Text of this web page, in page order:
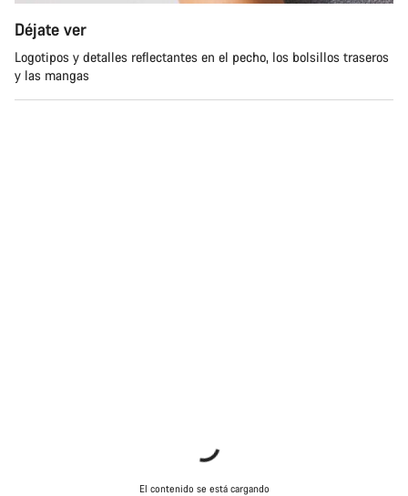
Déjate ver
Logotipos y detalles reflectantes en el pecho, los bolsillos traseros
y las mangas
El contenido se está cargando
Nuestros expertos estarán encantados de responder a tus
preguntas.